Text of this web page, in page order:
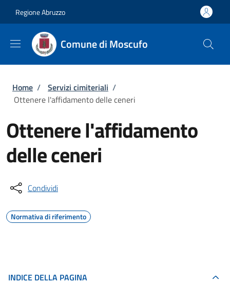
Regione Abruzzo
Comune di Moscufo
Briciole di pane
Home / Servizi cimiteriali /
Ottenere l'affidamento delle ceneri
Ottenere l'affidamento
delle ceneri
Condividi
Normativa di riferimento
INDICE DELLA PAGINA